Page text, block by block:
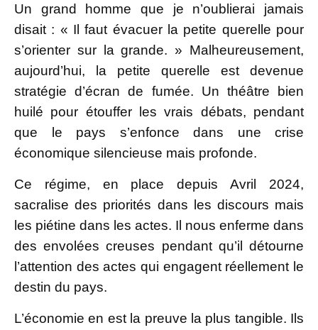
Un grand homme que je n’oublierai jamais
disait : « Il faut évacuer la petite querelle pour
s’orienter sur la grande. » Malheureusement,
aujourd’hui, la petite querelle est devenue
stratégie d’écran de fumée. Un théâtre bien
huilé pour étouffer les vrais débats, pendant
que le pays s’enfonce dans une crise
économique silencieuse mais profonde.
Ce régime, en place depuis Avril 2024,
sacralise des priorités dans les discours mais
les piétine dans les actes. Il nous enferme dans
des envolées creuses pendant qu’il détourne
l’attention des actes qui engagent réellement le
destin du pays.
L’économie en est la preuve la plus tangible. Ils